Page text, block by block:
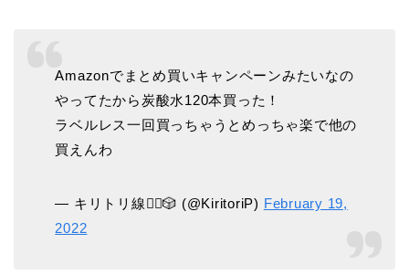
Amazonでまとめ買いキャンペーンみたいなの
やってたから炭酸水120本買った！
ラベルレス一回買っちゃうとめっちゃ楽で他の
買えんわ
— キリトリ線👯‍♀️🎲 (@KiritoriP) February 19,
2022